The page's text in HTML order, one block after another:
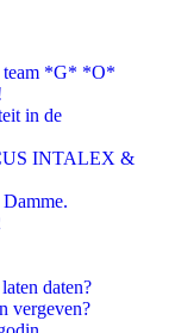
team *G* *O*
in de
INTALEX &
daten?
vergeven?